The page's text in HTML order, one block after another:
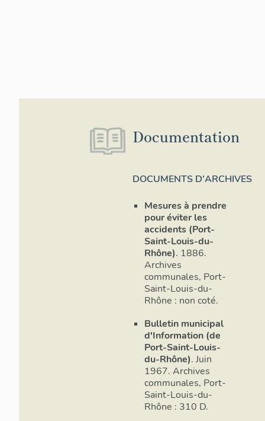
Documentation
DOCUMENTS D'ARCHIVES
Mesures à prendre
pour éviter les
accidents (Port-
Saint-Louis-du-
Rhône). 1886.
Archives
communales, Port-
Saint-Louis-du-
Rhône : non coté.
Bulletin municipal
d'Information (de
Port-Saint-Louis-
du-Rhône). Juin
1967. Archives
communales, Port-
Saint-Louis-du-
Rhône : 310 D.